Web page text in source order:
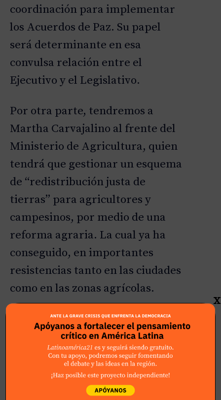
coordinación para implementar
los Acuerdos de Paz. Su papel
será determinante en esa
convulsa relación entre el
Ejecutivo y el Legislativo.
Por otra parte, tendremos a
Martha Carvajalino al frente del
Ministerio de Agricultura, quien
tendrá que gestionar un esquema
de “redistribución justa de
tierras” para agricultores y
campesinos, por medio de una
reforma agraria. La cual ya ha
conseguido, en importantes
resistencias tanto en las ciudades
como en las zonas agrícolas.
También está el caso de Ángel
María Buitriago como flamante
ministra de Justicia y quién será
la encargada de promover, ante
el Congreso la polémica reforma
X